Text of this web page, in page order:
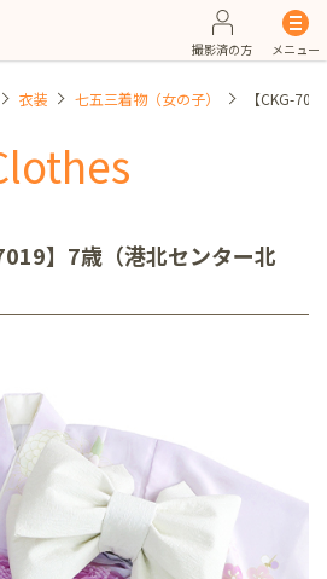
撮影済の方 メニュー
衣装 七五三着物（女の子） 【CKG-
】7歳（港北センター北